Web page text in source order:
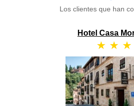
Los clientes que han
Hotel Casa
★ ★ ★